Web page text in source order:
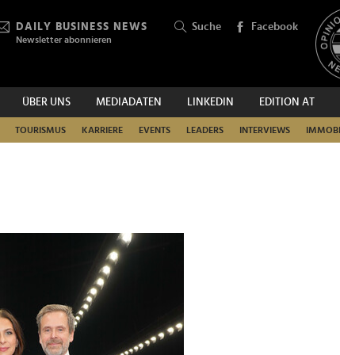
DAILY BUSINESS NEWS
Newsletter abonnieren
Suche Facebook
ÜBER UNS MEDIADATEN LINKEDIN EDITION AT
TOURISMUS KARRIERE EVENTS LEADERS INTERVIEWS
SUCHEN